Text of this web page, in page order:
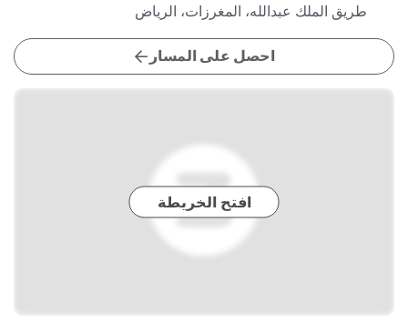
طريق الملك عبدالله، المغرزات، الرياض
احصل على المسار
افتح الخريطة